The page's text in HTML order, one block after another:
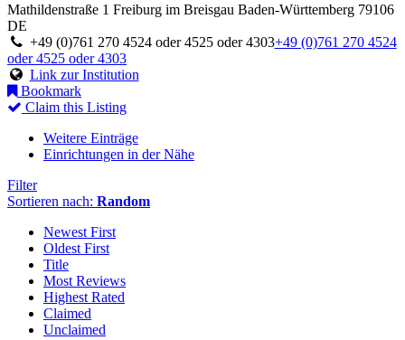
Mathildenstraße 1 Freiburg im Breisgau Baden-Württemberg 79106
DE
+49 (0)761 270 4524 oder 4525 oder 4303+49 (0)761 270 4524
oder 4525 oder 4303
Link zur Institution
Bookmark
Claim this Listing
Weitere Einträge
Einrichtungen in der Nähe
Filter
Sortieren nach: Random
Newest First
Oldest First
Title
Most Reviews
Highest Rated
Claimed
Unclaimed